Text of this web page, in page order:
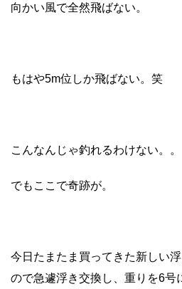
向かい風で全然飛ばない。
もはや5m位しか飛ばない。笑
こんなんじゃ釣れるわけない。。
でもここで奇跡が。
今日たまたま買ってきた新しい
ので急遽浮き交換し、重りを6号